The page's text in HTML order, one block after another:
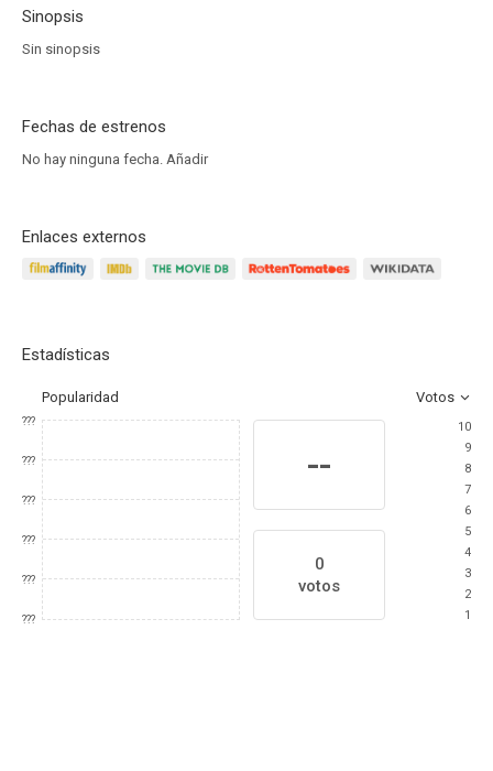
Sinopsis
Sin sinopsis
Fechas de estrenos
No hay ninguna fecha. Añadir
Enlaces externos
Estadísticas
Popularidad Votos
???
???
???
???
???
???
--
0
votos
10
9
8
7
6
5
4
3
2
1